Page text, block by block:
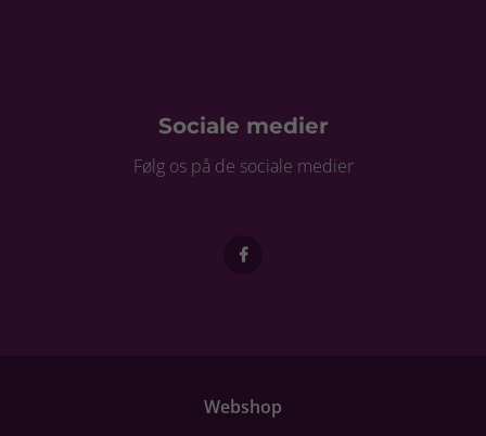
Sociale medier
Følg os på de sociale medier
Webshop